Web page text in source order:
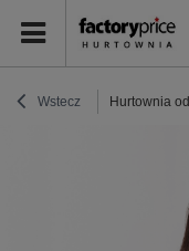
Wstecz Hurtownia